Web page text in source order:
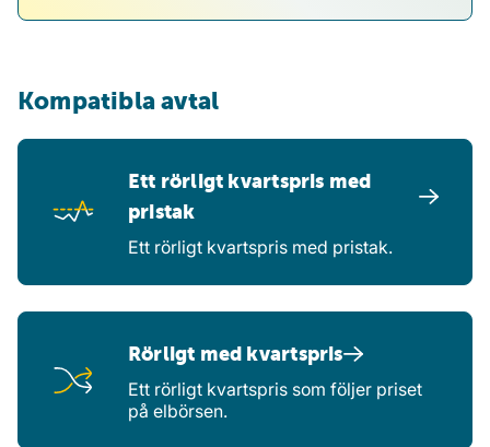
Kompatibla avtal
Ett rörligt kvartspris med
pristak
Ett rörligt kvartspris med pristak.
Rörligt med kvartspris
Ett rörligt kvartspris som följer priset
på elbörsen.